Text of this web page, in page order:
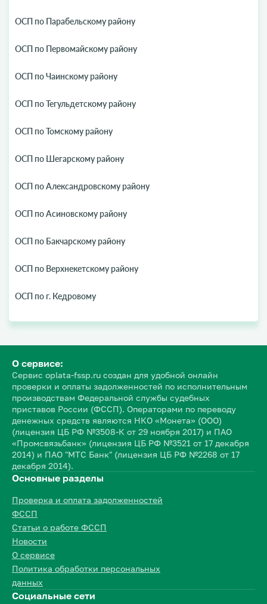
ОСП по Парабельскому району
ОСП по Первомайскому району
ОСП по Чаинскому району
ОСП по Тегульдетскому району
ОСП по Томскому району
ОСП по Шегарскому району
ОСП по Александровскому району
ОСП по Асиновскому району
ОСП по Бакчарскому району
ОСП по Верхнекетскому району
ОСП по г. Кедровому
О сервисе:
Сервис oplata-fssp.ru создан для удобной онлайн
проверки и оплаты задолженностей по исполнительным
производствам Федеральной службы судебных
приставов России (ФССП). Операторами по переводу
денежных средств являются НКО «Монета» (ООО)
(лицензия ЦБ РФ №3508-К от 29 ноября 2017) и ПАО
«Промсвязьбанк» (лицензия ЦБ РФ №3521 от 17 декабря
2014) и ПАО "МТС Банк" (лицензия ЦБ РФ №2268 от 17
декабря 2014).
Основные разделы
Проверка и оплата задолженностей
ФССП
Статьи о работе ФССП
Новости
О сервисе
Политика обработки персональных
данных
Социальные сети